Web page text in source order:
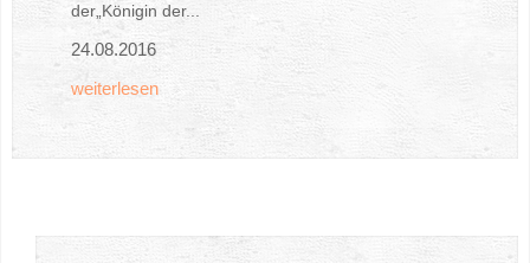
der„Königin der...
24.08.2016
weiterlesen